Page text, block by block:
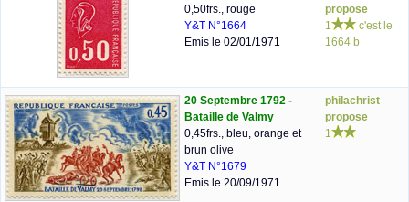
0,50frs., rouge
Y&T N°1664
Emis le 02/01/1971
propose
1
c'est le
1664 b
20 Septembre 1792 -
Bataille de Valmy
0,45frs., bleu, orange et
brun olive
Y&T N°1679
Emis le 20/09/1971
philachrist
propose
1